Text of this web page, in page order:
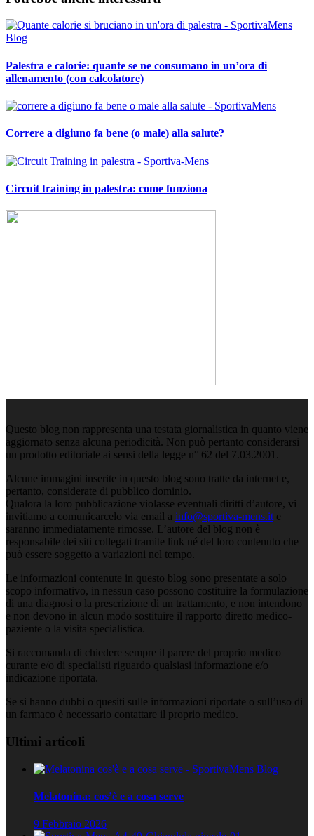
Palestra e calorie: quante se ne consumano in un’ora di
allenamento (con calcolatore)
Correre a digiuno fa bene (o male) alla salute?
Circuit training in palestra: come funziona
Questo blog non rappresenta una testata giornalistica in quanto viene
aggiornato senza alcuna periodicità. Non può pertanto considerarsi
un prodotto editoriale ai sensi della legge n° 62 del 7.03.2001.
Alcune immagini inserite in questo blog sono tratte da internet e,
pertanto, considerate di pubblico dominio.
Qualora la loro pubblicazione violasse eventuali diritti d’autore, vi
invitiamo a comunicarcelo via email a info@sportiva-mens.it e
saranno immediatamente rimosse. L’autore del blog non è
responsabile dei siti collegati tramite link né del loro contenuto che
può essere soggetto a variazioni nel tempo.
Le informazioni contenute in questo blog sono presentate a solo
scopo informativo, in nessun caso possono costituire la formulazione
di una diagnosi o la prescrizione di un trattamento, e non intendono
e non devono in alcun modo sostituire il rapporto diretto medico-
paziente o la visita specialistica.
Si raccomanda di chiedere sempre il parere del proprio medico
curante e/o di specialisti riguardo qualsiasi informazione e/o
indicazione riportata.
Se si hanno dubbi o quesiti sulle informazioni riportate o sull’uso di
un farmaco è necessario contattare il proprio medico.
Ultimi articoli
Melatonina: cos’è e a cosa serve
9 Febbraio 2026